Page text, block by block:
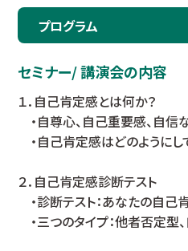
プログラム
セミナー/ 講演会の内容
１．自己肯定感とは何か？
・自尊心、自己重要感、自信
・自己肯定感はどのようにし
２．自己肯定感診断テスト
・診断テスト：あなたの自己
・三つのタイプ：他者否定型